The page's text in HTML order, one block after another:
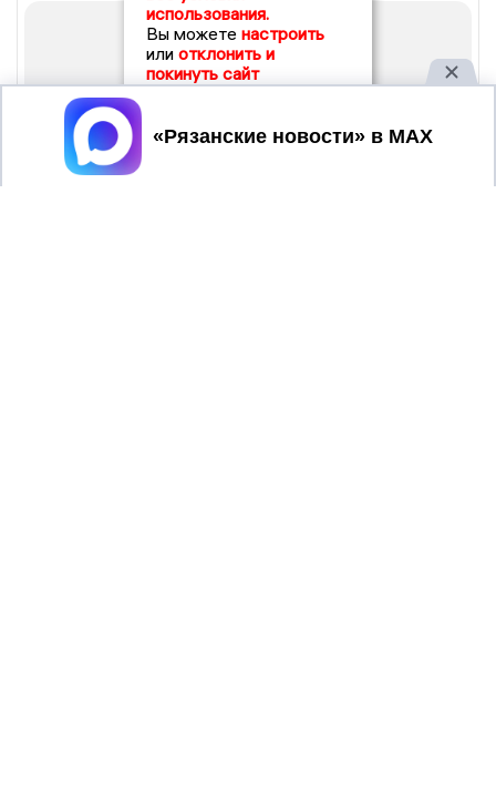
использования.
Вы можете настроить
или отклонить и
покинуть сайт
Принять